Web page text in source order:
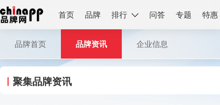
首页 品牌 排行 问答 专题 特惠
品牌首页 品牌资讯 企业信息
聚集品牌资讯